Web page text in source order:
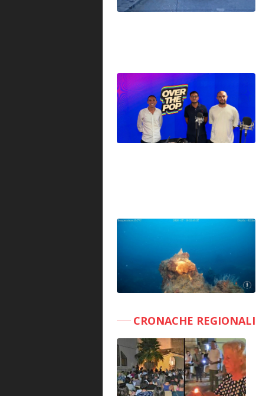
CRONACHE REGIONALI
MULTIMEDIA
INTERVISTE Messina,
Pistunina affida alla preghiera